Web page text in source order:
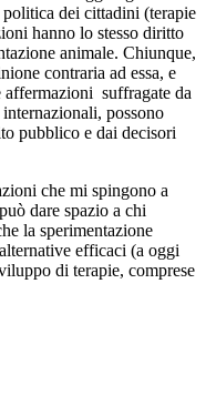
dei cittadini (terapie
hanno lo stesso diritto
animale. Chiunque,
contraria ad essa, e
affermazioni suffragate da
possono
pubblico e dai decisori
che mi spingono a
dare spazio a chi
la sperimentazione
efficaci (a oggi
di terapie, comprese